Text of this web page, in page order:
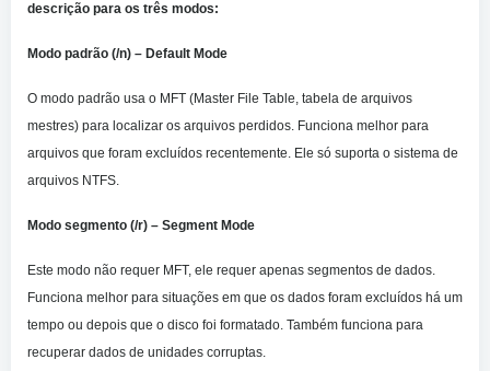
descrição para os três modos:
Modo padrão (/n) – Default Mode
O modo padrão usa o MFT (Master File Table, tabela de arquivos
mestres) para localizar os arquivos perdidos. Funciona melhor para
arquivos que foram excluídos recentemente. Ele só suporta o sistema de
arquivos NTFS.
Modo segmento (/r) – Segment Mode
Este modo não requer MFT, ele requer apenas segmentos de dados.
Funciona melhor para situações em que os dados foram excluídos há um
tempo ou depois que o disco foi formatado. Também funciona para
recuperar dados de unidades corruptas.